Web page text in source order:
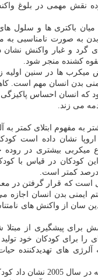
نقش مهمی در بلوغ
باكتری ها و سلول
به صورت نامناسبی به
گرد و غبار واكنش
كشنده منجر شود.
میكرب ها در سنین اولیه
بدن انسان مهم است.
انسان احساس پاكیزگی
می زند.
به مفهوم ابتلای كمتر
اروپا نشان داده است
میكربی بیشتری در روده
كودكان در قیاس با
است كه قرار گرفتن
ایمنی بدن انسان اجازه
سان از واكنش های
برای پیشگیری از
برای كودكان خود تولید
های تهدیدكننده
برای مثال، یك مطالعه در